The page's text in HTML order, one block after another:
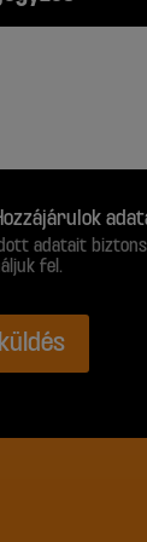
adatait
fel.